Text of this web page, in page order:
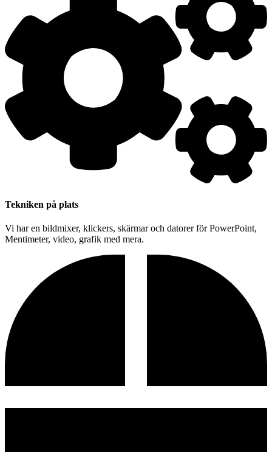
Tekniken på plats
Vi har en bildmixer, klickers, skärmar och datorer för PowerPoint,
Mentimeter, video, grafik med mera.